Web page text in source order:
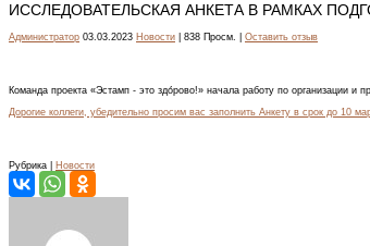
ИССЛЕДОВАТЕЛЬСКАЯ АНКЕТА В РАМКАХ
Администратор 03.03.2023 Новости | 838 Просм. | Оставить отзыв
Команда проекта «Эстамп - это здо́рово!» начала работу по организации
Дорогие коллеги, убедительно просим вас заполнить Анкету в срок до 10
Рубрика | Новости